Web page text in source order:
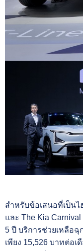
สำหรับข้อเสนอที่เป็นไ
และ The Kia
5 ปี บริการช่วยเหลือฉุ
เพียง 15,526 บาทต่อ